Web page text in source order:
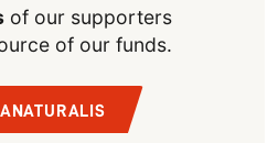
of our supporters
of our funds.